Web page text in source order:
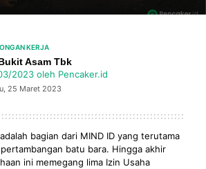
KERJA
Asam Tbk
2023 oleh Pencaker.id
25 Maret 2023
bagian dari MIND ID yang terutama
batu bara. Hingga akhir
ini memegang lima Izin Usaha